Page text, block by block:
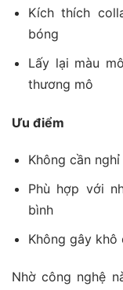
Kích thích
bóng
Lấy lại màu
thương mô
Ưu điểm
Không cần
Phù hợp với
bình
Không gây khô
Nhờ công nghệ